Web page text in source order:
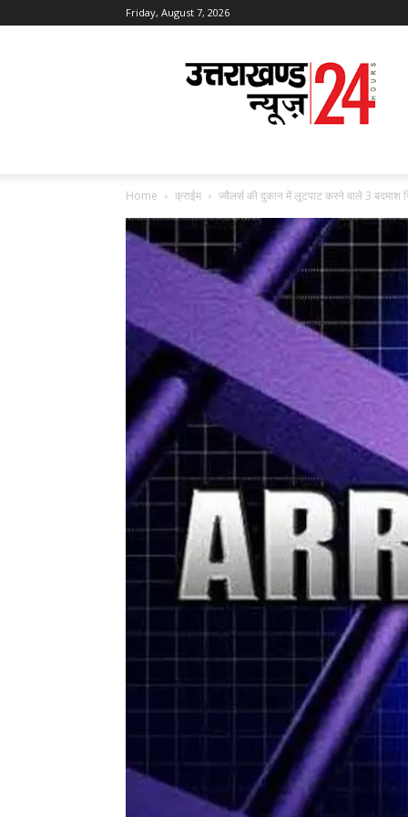
Friday, August 7, 2026
Uttarakhand
News
24
Home क्राईम ज्वैलर्स की दुकान में लूटपाट करने वाले 3 बदमाश